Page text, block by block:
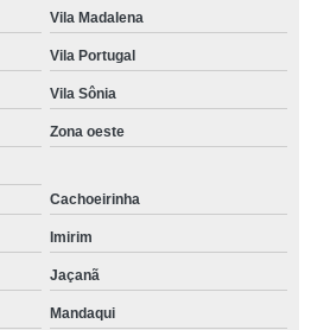
Vila Madalena
Vila Portugal
Vila Sônia
Zona oeste
Cachoeirinha
Imirim
Jaçanã
Mandaqui